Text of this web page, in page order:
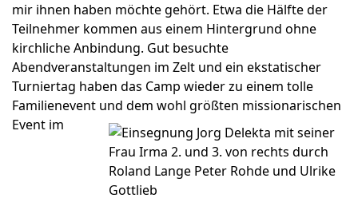
mir ihnen haben möchte gehört. Etwa die Hälfte der
Teilnehmer kommen aus einem Hintergrund ohne
kirchliche Anbindung. Gut besuchte
Abendveranstaltungen im Zelt und ein ekstatischer
Turniertag haben das Camp wieder zu einem tolle
Familienevent und dem wohl größten missionarischen
Event im